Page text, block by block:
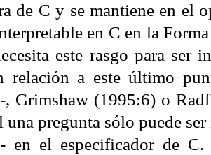
de C y se mantiene en el
en C en la
este rasgo para ser
relación a este último
, Grimshaw (1995:6) o
una pregunta sólo puede
en el especificador de